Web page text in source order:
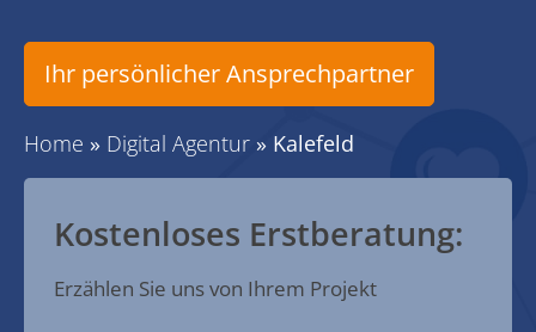
Ihr persönlicher Ansprechpartner
Home » Digital Agentur » Kalefeld
Kostenloses Erstberatung:
Erzählen Sie uns von Ihrem Projekt